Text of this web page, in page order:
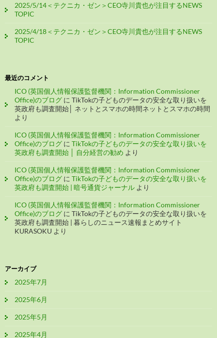
2025/5/14＜テクニカ・ゼン＞CEO寺川貴也が注目するNEWS
TOPIC
2025/4/18＜テクニカ・ゼン＞CEO寺川貴也が注目するNEWS
TOPIC
最近のコメント
ICO (英国個人情報保護監督機関：Information Commissioner
Office)のブログ に TikTokの子どものデータの安全な取り扱いを
英政府も調査開始│ ネットとスマホの時間ネットとスマホの時間
より
ICO (英国個人情報保護監督機関：Information Commissioner
Office)のブログ に TikTokの子どものデータの安全な取り扱いを
英政府も調査開始 │ 自分経営の勧め より
ICO (英国個人情報保護監督機関：Information Commissioner
Office)のブログ に TikTokの子どものデータの安全な取り扱いを
英政府も調査開始 | 暗号通貨ジャーナル より
ICO (英国個人情報保護監督機関：Information Commissioner
Office)のブログ に TikTokの子どものデータの安全な取り扱いを
英政府も調査開始 | 暮らしのニュース速報まとめサイト
KURASOKU より
アーカイブ
2025年7月
2025年6月
2025年5月
2025年4月